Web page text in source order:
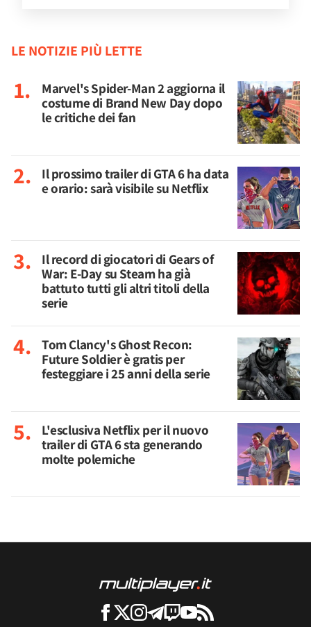
LE NOTIZIE PIÙ LETTE
Marvel's Spider-Man 2 aggiorna il
costume di Brand New Day dopo
le critiche dei fan
Il prossimo trailer di GTA 6 ha data
e orario: sarà visibile su Netflix
Il record di giocatori di Gears of
War: E-Day su Steam ha già
battuto tutti gli altri titoli della
serie
Tom Clancy's Ghost Recon:
Future Soldier è gratis per
festeggiare i 25 anni della serie
L'esclusiva Netflix per il nuovo
trailer di GTA 6 sta generando
molte polemiche